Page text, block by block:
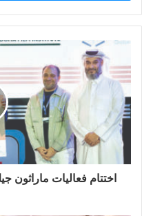
ر
د
ا
إ
ل